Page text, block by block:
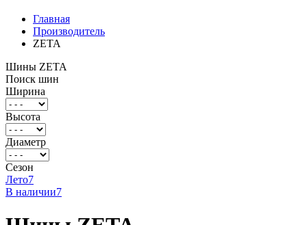
Главная
Производитель
ZETA
Шины ZETA
Поиск шин
Ширина
Высота
Диаметр
Сезон
Лето7
В наличии7